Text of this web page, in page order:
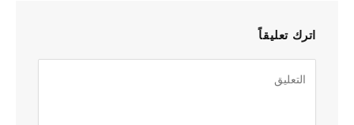
اترك تعليقاً